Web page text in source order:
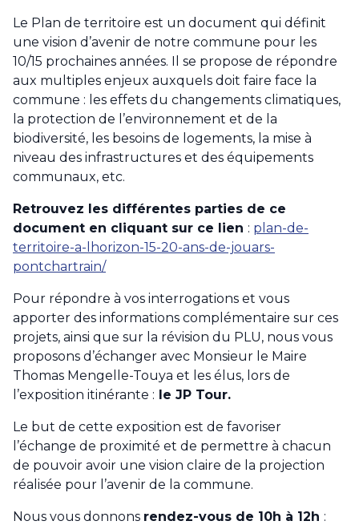
Le Plan de territoire est un document qui définit
une vision d’avenir de notre commune pour les
10/15 prochaines années. Il se propose de répondre
aux multiples enjeux auxquels doit faire face la
commune : les effets du changements climatiques,
la protection de l’environnement et de la
biodiversité, les besoins de logements, la mise à
niveau des infrastructures et des équipements
communaux, etc.
Retrouvez les différentes parties de ce
document en cliquant sur ce lien : plan-de-
territoire-a-lhorizon-15-20-ans-de-jouars-
pontchartrain/
Pour répondre à vos interrogations et vous
apporter des informations complémentaire sur ces
projets, ainsi que sur la révision du PLU, nous vous
proposons d’échanger avec Monsieur le Maire
Thomas Mengelle-Touya et les élus, lors de
l’exposition itinérante : le JP Tour.
Le but de cette exposition est de favoriser
l’échange de proximité et de permettre à chacun
de pouvoir avoir une vision claire de la projection
réalisée pour l’avenir de la commune.
Nous vous donnons rendez-vous de 10h à 12h :